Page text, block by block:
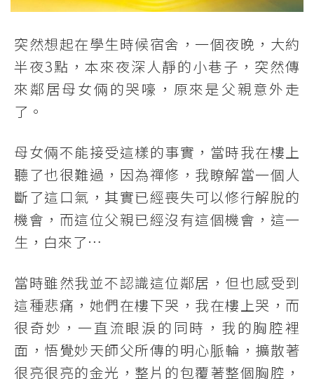
突然想起在學生時候宿舍，一個夜晚，大約
半夜3點，本來夜深人靜的小巷子，突然傳
來鄰居母女倆的哭嚎，原來是父親意外走
了。
母女倆不能接受這樣的事實，當時我在樓上
聽了也很難過，因為禪修，我瞭解當一個人
斷了這口氣，其實已經喪失可以修行解脫的
機會，而這位父親已經沒有這個機會，這一
生，白來了…
當時雖然我並不認識這位鄰居，但也感受到
這種悲痛，她們在樓下哭，我在樓上哭，而
很奇妙，一直流眼淚的同時，我的胸腔裡
面，悟覺妙天師父所傳的明心脈輪，擴散著
很亮很亮的金光，整片的包覆著整個胸腔，